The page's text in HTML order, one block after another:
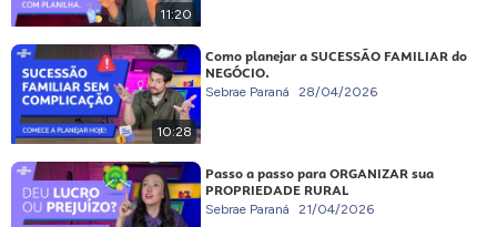
11:20
10:28
Como planejar a SUCESSÃO FAMILIAR do
NEGÓCIO.
Sebrae Paraná 28/04/2026
Passo a passo para ORGANIZAR sua
PROPRIEDADE RURAL
Sebrae Paraná 21/04/2026